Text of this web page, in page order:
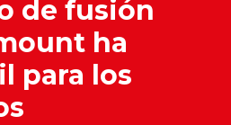
de fusión
ha
para los